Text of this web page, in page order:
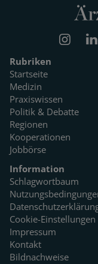
Rubriken
Startseite
Medizin
Praxiswissen
Politik & Debatte
Regionen
Kooperationen
Jobbörse
Information
Schlagwortbaum
Cookie-Einstellungen
Impressum
Kontakt
Bildnachweise